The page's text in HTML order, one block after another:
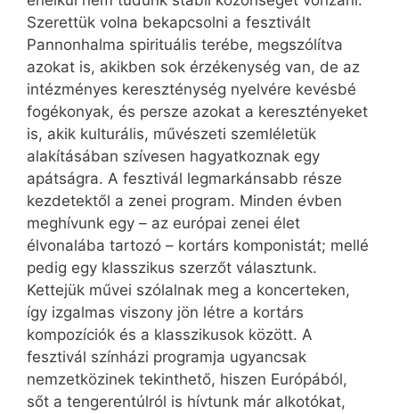
Szerettük volna bekapcsolni a fesztivált
Pannonhalma spirituális terébe, megszólítva
azokat is, akikben sok érzékenység van, de az
intézményes kereszténység nyelvére kevésbé
fogékonyak, és persze azokat a keresztényeket
is, akik kulturális, művészeti szemléletük
alakításában szívesen hagyatkoznak egy
apátságra. A fesztivál legmarkánsabb része
kezdetektől a zenei program. Minden évben
meghívunk egy – az európai zenei élet
élvonalába tartozó – kortárs komponistát; mellé
pedig egy klasszikus szerzőt választunk.
Kettejük művei szólalnak meg a koncerteken,
így izgalmas viszony jön létre a kortárs
kompozíciók és a klasszikusok között. A
fesztivál színházi programja ugyancsak
nemzetközinek tekinthető, hiszen Európából,
sőt a tengerentúlról is hívtunk már alkotókat,